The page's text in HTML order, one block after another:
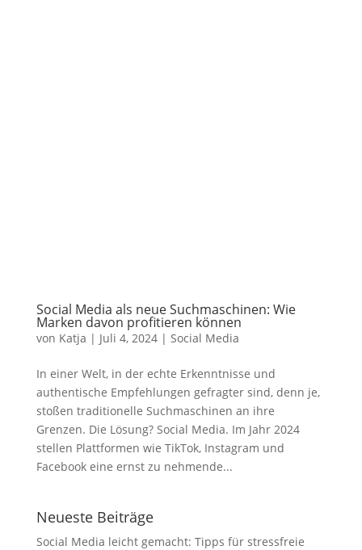
Social Media als neue Suchmaschinen: Wie
Marken davon profitieren können
von Katja | Juli 4, 2024| Social Media
In einer Welt, in der echte Erkenntnisse und
authentische Empfehlungen gefragter sind, denn je,
stoßen traditionelle Suchmaschinen an ihre
Grenzen. Die Lösung? Social Media. Im Jahr 2024
stellen Plattformen wie TikTok, Instagram und
Facebook eine ernst zu nehmende...
Neueste Beiträge
Social Media leicht gemacht: Tipps für stressfreie